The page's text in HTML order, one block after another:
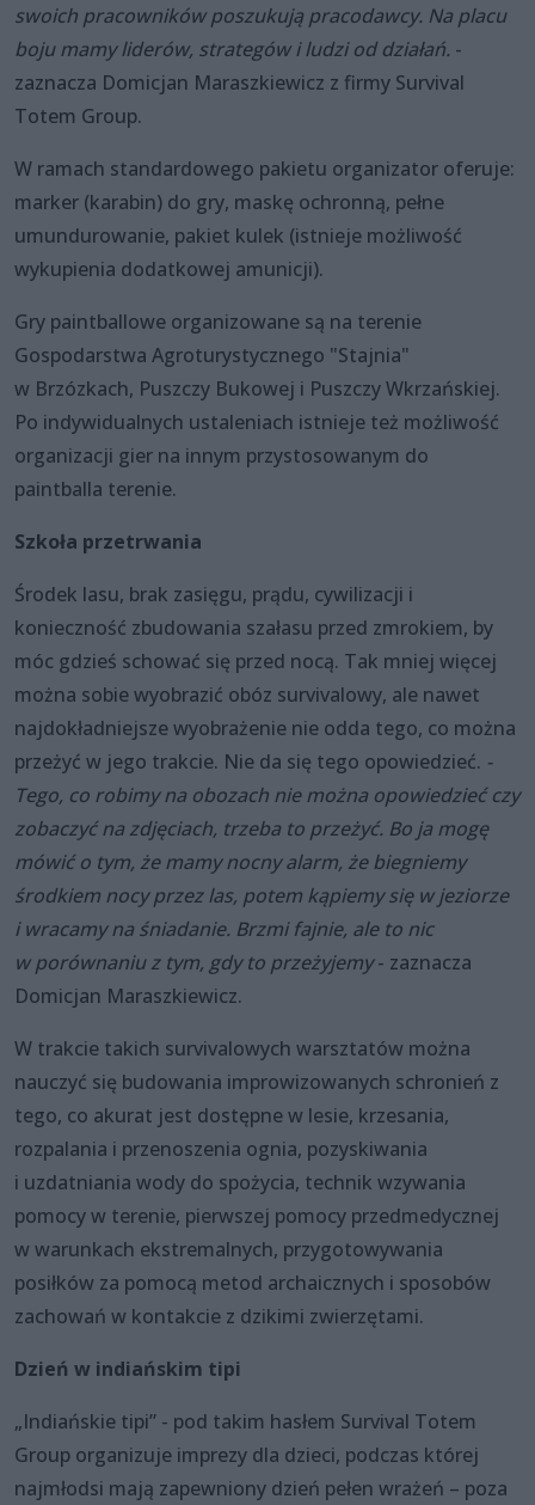
swoich pracowników poszukują pracodawcy. Na placu
boju mamy liderów, strategów i ludzi od działań. -
zaznacza Domicjan Maraszkiewicz z firmy Survival
Totem Group.
W ramach standardowego pakietu organizator oferuje:
marker (karabin) do gry, maskę ochronną, pełne
umundurowanie, pakiet kulek (istnieje możliwość
wykupienia dodatkowej amunicji).
Gry paintballowe organizowane są na terenie
Gospodarstwa Agroturystycznego "Stajnia"
w Brzózkach, Puszczy Bukowej i Puszczy Wkrzańskiej.
Po indywidualnych ustaleniach istnieje też możliwość
organizacji gier na innym przystosowanym do
paintballa terenie.
Szkoła przetrwania
Środek lasu, brak zasięgu, prądu, cywilizacji i
konieczność zbudowania szałasu przed zmrokiem, by
móc gdzieś schować się przed nocą. Tak mniej więcej
można sobie wyobrazić obóz survivalowy, ale nawet
najdokładniejsze wyobrażenie nie odda tego, co można
przeżyć w jego trakcie. Nie da się tego opowiedzieć. -
Tego, co robimy na obozach nie można opowiedzieć czy
zobaczyć na zdjęciach, trzeba to przeżyć. Bo ja mogę
mówić o tym, że mamy nocny alarm, że biegniemy
środkiem nocy przez las, potem kąpiemy się w jeziorze
i wracamy na śniadanie. Brzmi fajnie, ale to nic
w porównaniu z tym, gdy to przeżyjemy- zaznacza
Domicjan Maraszkiewicz.
W trakcie takich survivalowych warsztatów można
nauczyć się budowania improwizowanych schronień z
tego, co akurat jest dostępne w lesie, krzesania,
rozpalania i przenoszenia ognia, pozyskiwania
i uzdatniania wody do spożycia, technik wzywania
pomocy w terenie, pierwszej pomocy przedmedycznej
w warunkach ekstremalnych, przygotowywania
posiłków za pomocą metod archaicznych i sposobów
zachowań w kontakcie z dzikimi zwierzętami.
Dzień w indiańskim tipi
„Indiańskie tipi” - pod takim hasłem Survival Totem
Group organizuje imprezy dla dzieci, podczas której
najmłodsi mają zapewniony dzień pełen wrażeń – poza